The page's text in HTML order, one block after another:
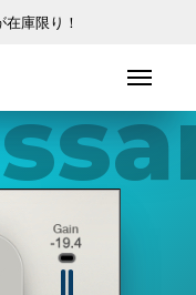
庫限り！